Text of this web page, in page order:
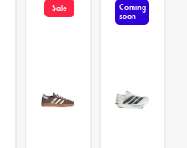
Sale
Coming
soon